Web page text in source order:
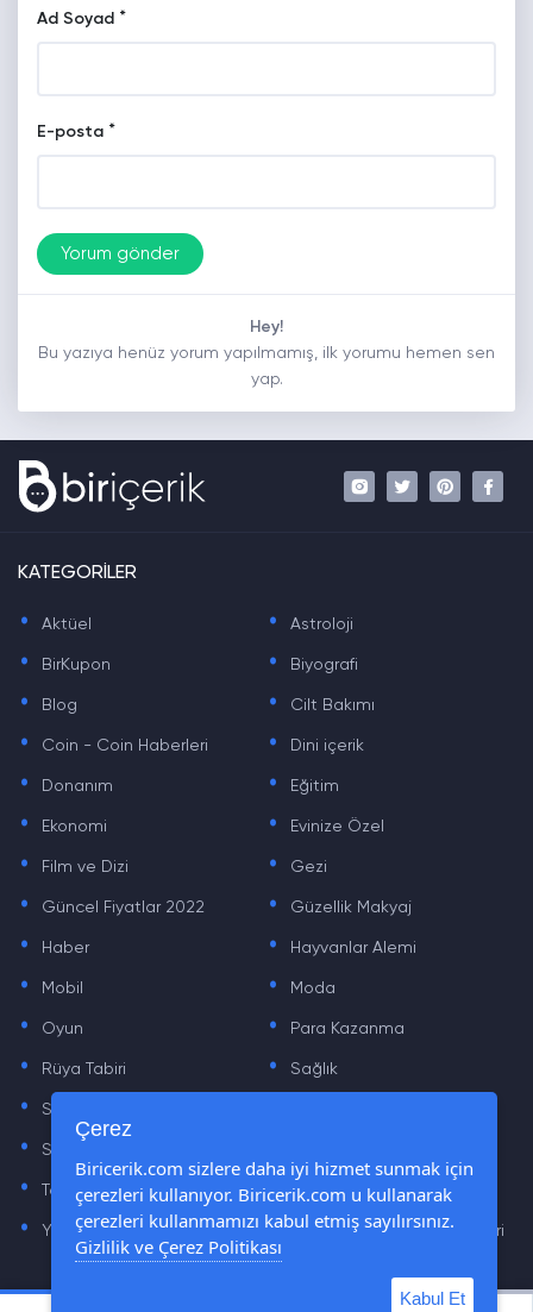
Ad Soyad *
E-posta *
Hey!
Bu yazıya henüz yorum yapılmamış, ilk yorumu hemen sen
yap.
KATEGORİLER
. Aktüel . Astroloji
. BirKupon . Biyografi
. Blog . Cilt Bakımı
. Coin - Coin Haberleri . Dini içerik
. Donanım . Eğitim
. Ekonomi . Evinize Özel
. Film ve Dizi . Gezi
. Güncel Fiyatlar 2022 . Güzellik Makyaj
. Haber . Hayvanlar Alemi
. Mobil . Moda
. Oyun . Para Kazanma
. Rüya Tabiri . Sağlık
. Sinema .
. Sözler
. Teknoloji Haberleri . Yaşam
. Yazılım Haberleri . Yiyecek Önerileri ve Tarifleri
Çerez
Biricerik.com sizlere daha iyi hizmet sunmak için
çerezleri kullanıyor. Biricerik.com u kullanarak
çerezleri kullanmamızı kabul etmiş sayılırsınız.
Gizlilik ve Çerez Politikası
Kabul Et